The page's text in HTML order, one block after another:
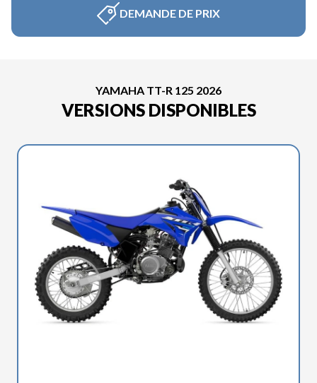
DEMANDE DE PRIX
YAMAHA TT-R 125 2026
VERSIONS DISPONIBLES